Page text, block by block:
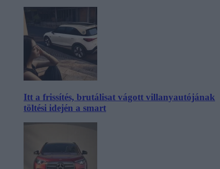
Itt a frissítés, brutálisat vágott villanyautójának
töltési idején a smart